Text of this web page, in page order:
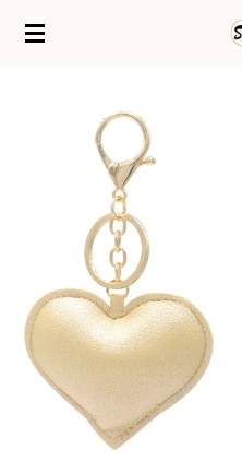
Ga
hoofdinhoud